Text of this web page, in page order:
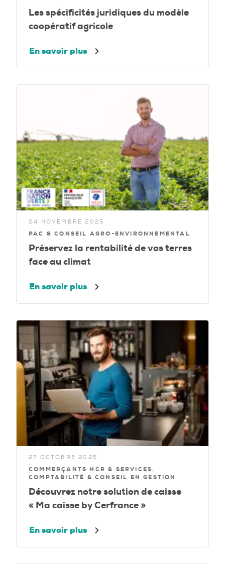
Les spécificités juridiques du modèle
coopératif agricole
En savoir plus
04 NOVEMBRE 2025
PAC & CONSEIL AGRO-ENVIRONNEMENTAL
Préservez la rentabilité de vos terres
face au climat
En savoir plus
27 OCTOBRE 2025
COMMERÇANTS HCR & SERVICES,
COMPTABILITÉ & CONSEIL EN GESTION
Découvrez notre solution de caisse
« Ma caisse by Cerfrance »
En savoir plus